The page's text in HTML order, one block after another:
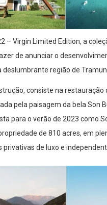
– Virgin Limited Edition, a
de anunciar o
deslumbrante região de
consiste na
pela paisagem da bela Son
para o verão de 2023 como
de 810 acres, em
privativas de luxo e